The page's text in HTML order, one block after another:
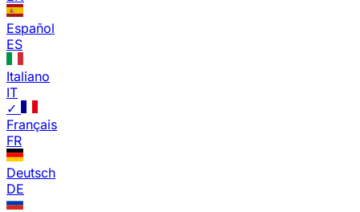
Español
ES
Italiano
IT
✓
Français
FR
Deutsch
DE